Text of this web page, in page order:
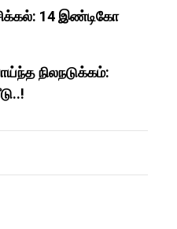
14 இண்டிகோ
நிலநடுக்கம்: